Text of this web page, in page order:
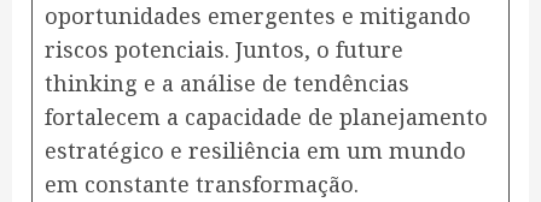
oportunidades emergentes e mitigando
riscos potenciais. Juntos, o future
thinking e a análise de tendências
fortalecem a capacidade de planejamento
estratégico e resiliência em um mundo
em constante transformação.